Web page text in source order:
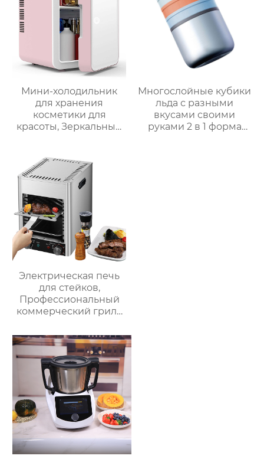
Мини-холодильник
для хранения
косметики для
красоты, Зеркальный
грудное молоко,
автомобильный мини-
холодильник
Многослойные кубики
льда с разными
вкусами своими
руками 2 в 1 форма
Электрическая печь
для стейков,
Профессиональный
коммерческий гриль
столешнице, 10-
слойный гриль,
Постоянная
температура 800℃,
Нержавеющая сталь